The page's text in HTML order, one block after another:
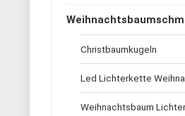
Christbaumkugeln
Led Lichterkette
Weihnachtsbaum